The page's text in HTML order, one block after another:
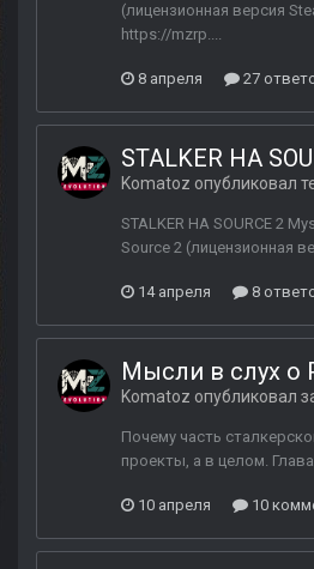
(лицензионная версия
https://mzrp....
8 апреля 27
STALKER НА
Komatoz опубликовал
STALKER НА SOURCE 2
Source 2 (лицензионная
14 апреля 8
Мысли в слух о
Komatoz опубликовал
Почему часть
проекты, а в целом.
10 апреля 10